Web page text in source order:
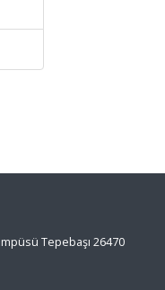
Tepebaşı 26470